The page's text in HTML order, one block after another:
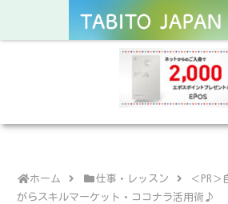
サスティナブルな旅と暮らしの
ホーム 仕事・レッスン
＜PR
がらスキルマーケット・ココナラ活用術♪